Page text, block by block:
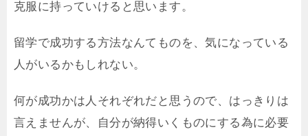
克服に持っていけると思います。
留学で成功する方法なんてものを、気になっている
人がいるかもしれない。
何が成功かは人それぞれだと思うので、はっきりは
言えませんが、自分が納得いくものにする為に必要